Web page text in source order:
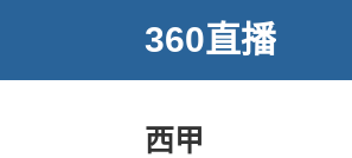
360直播
西甲